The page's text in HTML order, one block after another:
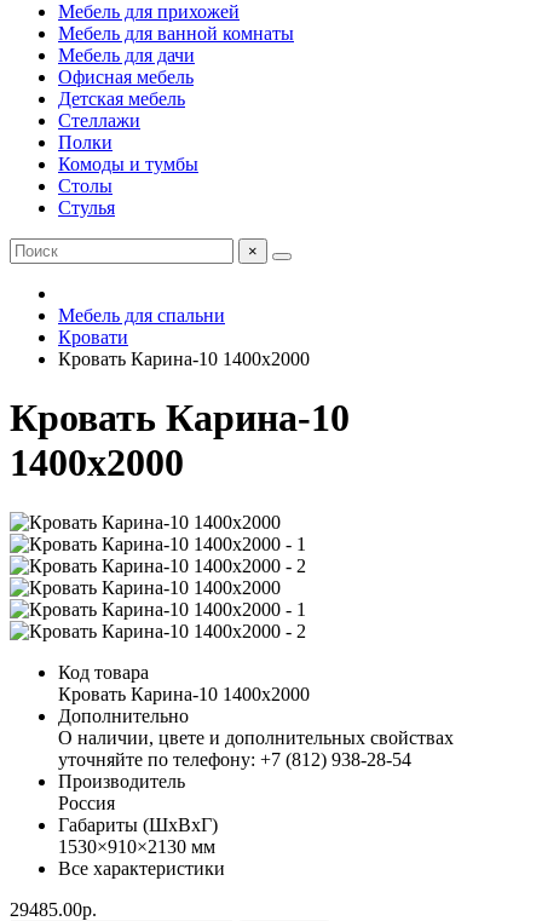
Мебель для прихожей
Мебель для ванной комнаты
Мебель для дачи
Офисная мебель
Детская мебель
Стеллажи
Полки
Комоды и тумбы
Столы
Стулья
×
Мебель для спальни
Кровати
Кровать Карина-10 1400х2000
Кровать Карина-10
1400х2000
Код товара
Кровать Карина-10 1400х2000
Дополнительно
О наличии, цвете и дополнительных свойствах
уточняйте по телефону: +7 (812) 938-28-54
Производитель
Россия
Габариты (ШхВхГ)
1530×910×2130 мм
Все характеристики
29485.00р.